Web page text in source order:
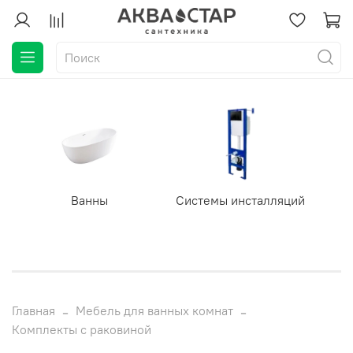
Ванны Системы инсталляций
Главная
Мебель для ванных комнат
Комплекты с раковиной